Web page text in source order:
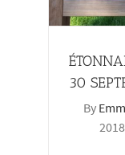
30
By
2018